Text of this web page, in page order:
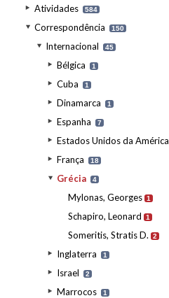
Atividades 584
Correspondência 150
Internacional 45
Bélgica 1
Cuba 1
Dinamarca 1
Espanha 7
Estados Unidos da América
França 18
Grécia 4
Mylonas, Georges 1
Schapiro, Leonard 1
Someritis, Stratis D. 2
Inglaterra 1
Israel 2
Marrocos 1